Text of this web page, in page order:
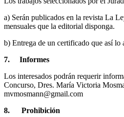
a) Serán publicados en la revista La
mensuales que la editorial disponga.
b) Entrega de un certificado que así lo
7. Informes
Los interesados podrán requerir
Concurso, Dres. María Victoria
mvmosmann@gmail.com
8. Prohibición